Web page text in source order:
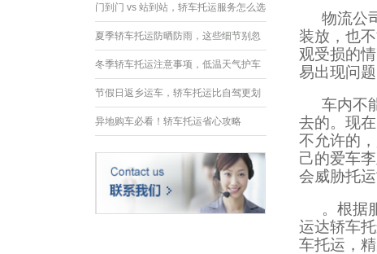
次性解决
门到门 vs 站到站，轿车托运服务怎么选
夏季轿车托运防晒防雨，这些细节别忽
略
冬季轿车托运注意事项，低温天气护车
指南
节假日返乡运车，轿车托运比自驾更划
算
异地购车必看！轿车托运省心攻略
物流公
装放，也
观受损的
易出现问题
车内不
去的。现
不允许的
己的爱车
会威胁托
。根据
运达轿车
车托运，